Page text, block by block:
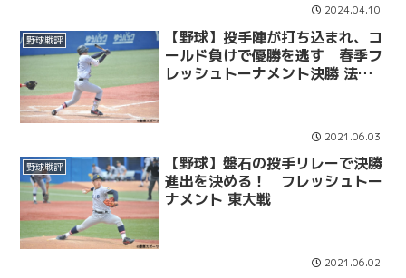
2024.04.10
野球戦評
【野球】投手陣が打ち込まれ、コ
ールド負けで優勝を逃す 春季フ
レッシュトーナメント決勝 法大
2021.06.03
野球戦評
【野球】盤石の投手リレーで決勝
進出を決める！ フレッシュトー
ナメント 東大戦
2021.06.02